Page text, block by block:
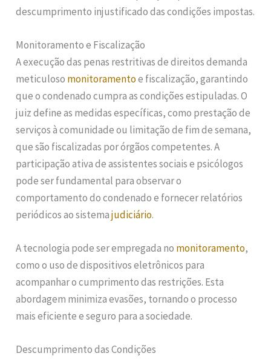
descumprimento injustificado das condições impostas.
Monitoramento e Fiscalização
A execução das penas restritivas de direitos demanda
meticuloso monitoramentoe fiscalização, garantindo
que o condenado cumpra as condições estipuladas. O
juiz define as medidas específicas, como prestação de
serviços à comunidade ou limitação de fim de semana,
que são fiscalizadas por órgãos competentes. A
participação ativa de assistentes sociais e psicólogos
pode ser fundamental para observar o
comportamento do condenado e fornecer relatórios
periódicos ao sistemajudiciário.
A tecnologia pode ser empregada no monitoramento,
como o uso de dispositivos eletrônicos para
acompanhar o cumprimento das restrições. Esta
abordagem minimiza evasões, tornando o processo
mais eficiente e seguro para a sociedade.
Descumprimento das Condições